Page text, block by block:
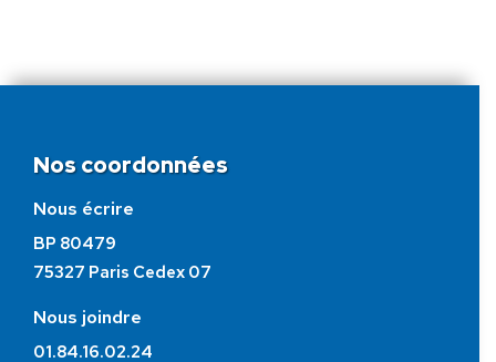
Nos coordonnées
Nous écrire
BP 80479
75327 Paris Cedex 07
Nous joindre
01.84.16.02.24